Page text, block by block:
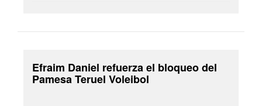
Efraim Daniel refuerza el bloqueo del
Pamesa Teruel Voleibol